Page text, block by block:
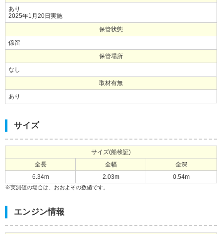
あり
2025年1月20日実施
保管状態
係留
保管場所
なし
取材有無
あり
サイズ
サイズ(船検証)
全長
全幅
全深
6.34m
2.03m 0.54m
※実測値の場合は、おおよその数値です。
エンジン情報